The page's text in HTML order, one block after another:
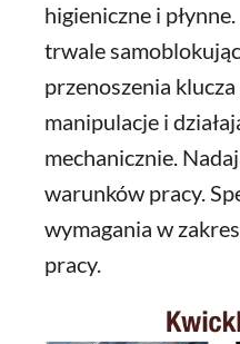
higieniczne i
trwale
przenoszenia
manipulacje i
mechanicznie.
warunków pracy.
wymagania w
pracy.